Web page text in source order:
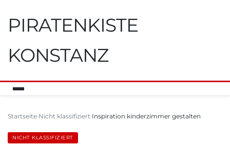
PIRATENKISTE
KONSTANZ
Startseite Nicht klassifiziert Inspiration kinderzimmer gestalten
NICHT KLASSIFIZIERT